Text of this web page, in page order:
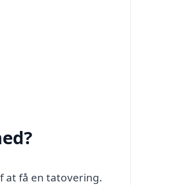
at få en tatovering.